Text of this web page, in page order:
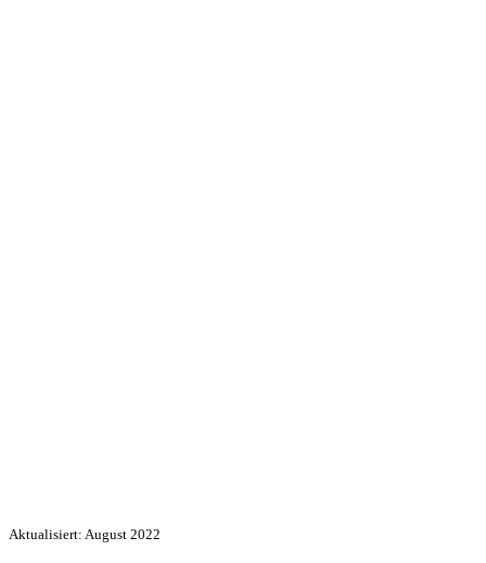
Aktualisiert: August 2022